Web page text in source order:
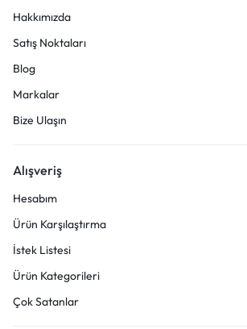
Hakkımızda
Satış Noktaları
Blog
Markalar
Bize Ulaşın
Alışveriş
Hesabım
Ürün Karşılaştırma
İstek Listesi
Ürün Kategorileri
Çok Satanlar